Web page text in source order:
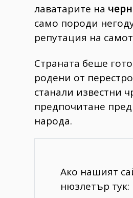
лаватарите на
само породи
репутация на
Страната беше
родени от
станали известни
предпочитане
народа.
Ако нашият
нюзлетър тук: